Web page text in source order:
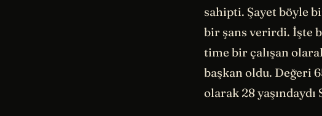
sahipti. Şayet böyle
bir şans verirdi. İşte
time bir çalışan
başkan oldu. Değeri
olarak 28